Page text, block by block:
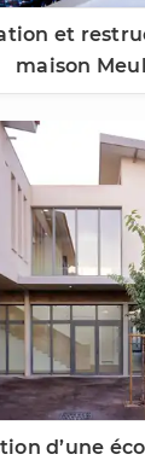
et
maison
d’une